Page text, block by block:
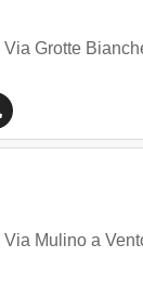
Via Grotte
Via Mulino a